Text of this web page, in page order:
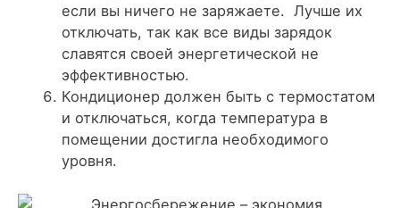
если вы ничего не заряжаете. Лучше их
отключать, так как все виды зарядок
славятся своей энергетической не
эффективностью.
Кондиционер должен быть с термостатом
и отключаться, когда температура в
помещении достигла необходимого
уровня.